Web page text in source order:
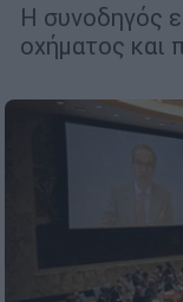
Η συνοδηγός
οχήματος και